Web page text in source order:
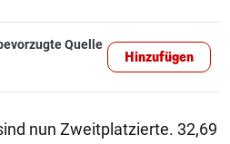
Quelle
Hinzufügen
nun Zweitplatzierte. 32,69